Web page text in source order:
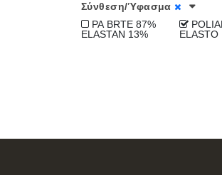
Σύνθεση/Ύφασμα
PA BRTE 87%
ELASTAN 13%
ELASTO